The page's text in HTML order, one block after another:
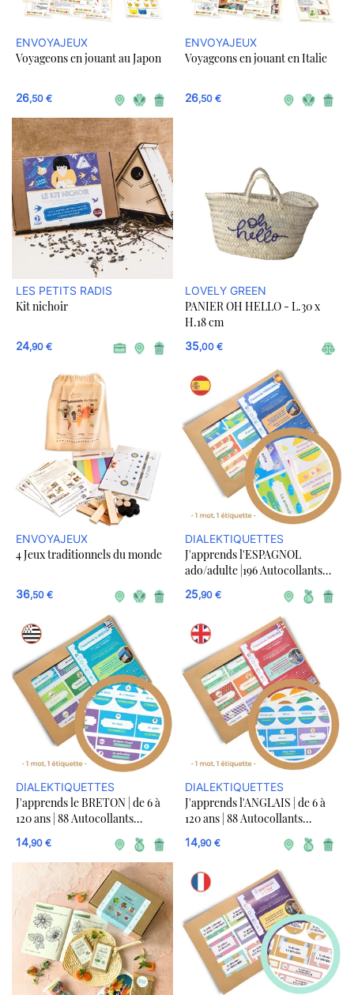
ENVOYAJEUX
Voyageons en jouant au Japon
26,50 €
ENVOYAJEUX
Voyageons en jouant en Italie
26,50 €
LES PETITS RADIS
Kit nichoir
24,90 €
LOVELY GREEN
PANIER OH HELLO - L.30 x
H.18 cm
35,00 €
ENVOYAJEUX
4 Jeux traditionnels du monde
36,50 €
DIALEKTIQUETTES
J'apprends l'ESPAGNOL
ado/adulte |196 Autocollants
Amovibles Mots de la Maison +
20 stickers vierges
25,90 €
DIALEKTIQUETTES
J'apprends le BRETON | de 6 à
120 ans | 88 Autocollants
Amovibles | Vocabulaire de la
Maison
14,90 €
DIALEKTIQUETTES
J'apprends l'ANGLAIS | de 6 à
120 ans | 88 Autocollants
Amovibles | Vocabulaire de la
Maison
14,90 €